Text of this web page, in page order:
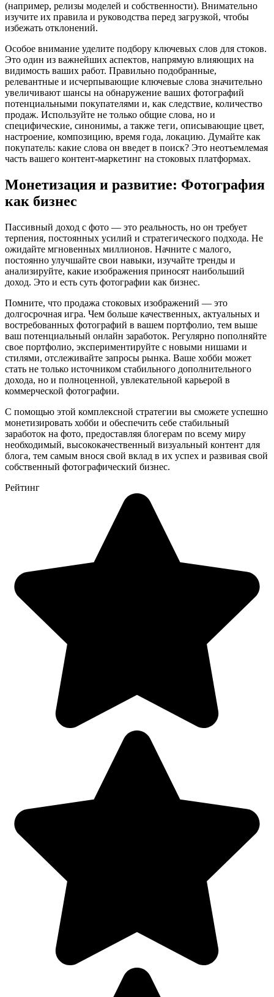
(например, релизы моделей и собственности). Внимательно
изучите их правила и руководства перед загрузкой, чтобы
избежать отклонений.
Особое внимание уделите подбору ключевых слов для стоков.
Это один из важнейших аспектов, напрямую влияющих на
видимость ваших работ. Правильно подобранные,
релевантные и исчерпывающие ключевые слова значительно
увеличивают шансы на обнаружение ваших фотографий
потенциальными покупателями и, как следствие, количество
продаж. Используйте не только общие слова, но и
специфические, синонимы, а также теги, описывающие цвет,
настроение, композицию, время года, локацию. Думайте как
покупатель: какие слова он введет в поиск? Это неотъемлемая
часть вашего контент-маркетинг на стоковых платформах.
Монетизация и развитие: Фотография
как бизнес
Пассивный доход с фото — это реальность, но он требует
терпения, постоянных усилий и стратегического подхода. Не
ожидайте мгновенных миллионов. Начните с малого,
постоянно улучшайте свои навыки, изучайте тренды и
анализируйте, какие изображения приносят наибольший
доход. Это и есть суть фотографии как бизнес.
Помните, что продажа стоковых изображений — это
долгосрочная игра. Чем больше качественных, актуальных и
востребованных фотографий в вашем портфолио, тем выше
ваш потенциальный онлайн заработок. Регулярно пополняйте
свое портфолио, экспериментируйте с новыми нишами и
стилями, отслеживайте запросы рынка. Ваше хобби может
стать не только источником стабильного дополнительного
дохода, но и полноценной, увлекательной карьерой в
коммерческой фотографии.
С помощью этой комплексной стратегии вы сможете успешно
монетизировать хобби и обеспечить себе стабильный
заработок на фото, предоставляя блогерам по всему миру
необходимый, высококачественный визуальный контент для
блога, тем самым внося свой вклад в их успех и развивая свой
собственный фотографический бизнес.
Рейтинг